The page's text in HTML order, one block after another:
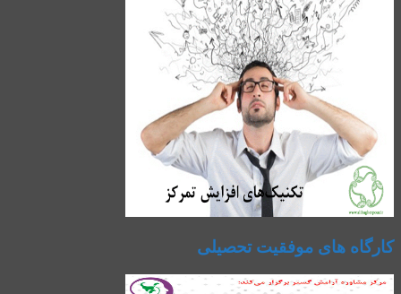
کارگاه های موفقیت تحصیلی